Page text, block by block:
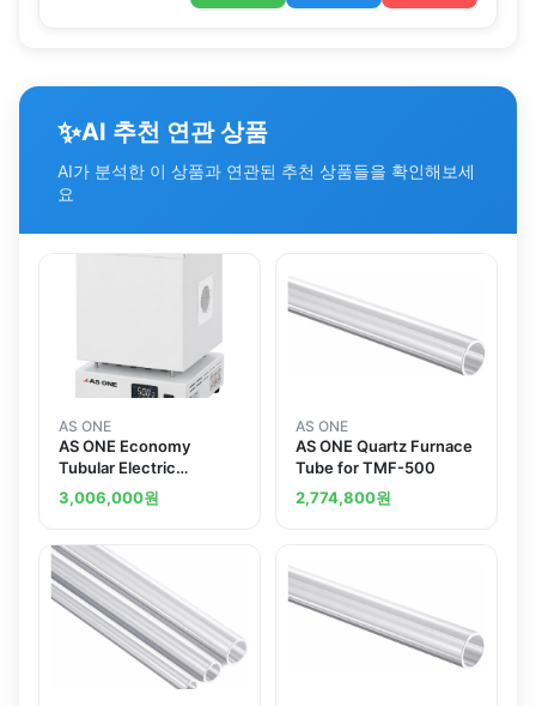
✨AI 추천 연관 상품
AI가 분석한 이 상품과 연관된 추천 상품들을 확인해보세
요
AS ONE
AS ONE Economy
Tubular Electric
Furnace ROM-500
3,006,000원
AS ONE
AS ONE Quartz Furnace
Tube for TMF-500
2,774,800원